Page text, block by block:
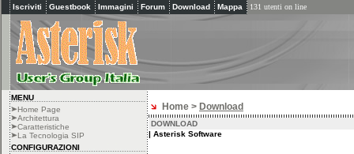
Iscriviti Guestbook Immagini Forum Download Mappa 131 utenti on line
MENU
Home Page
Architettura
Caratteristiche
La Tecnologia SIP
CONFIGURAZIONI
Home > Download
DOWNLOAD
| Asterisk Software